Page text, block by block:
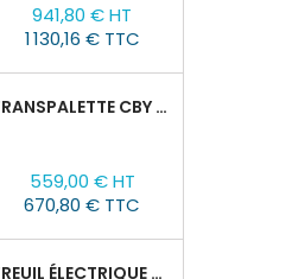
base
941,80 € HT
1 130,16 € TTC
TRANSPALETTE CBY 2,5T AVEC BALANCE
559,00 € HT
670,80 € TTC
TREUIL ÉLECTRIQUE PORTABLE TOR SQ-01-450KG/4.6M